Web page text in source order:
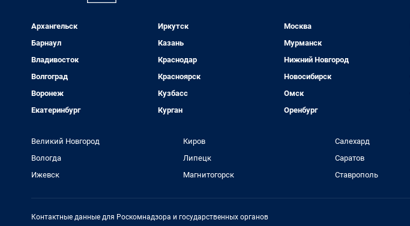
Архангельск
Барнаул
Владивосток
Волгоград
Воронеж
Екатеринбург
Иркутск
Казань
Краснодар
Красноярск
Кузбасс
Курган
Москва
Мурманск
Нижний Новгород
Новосибирск
Омск
Оренбург
Великий Новгород
Вологда
Ижевск
Киров
Липецк
Магнитогорск
Салехард
Саратов
Ставрополь
Контактные данные для Роскомнадзора и государственных органов